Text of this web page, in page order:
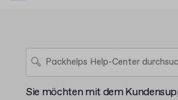
Sie möchten mit dem